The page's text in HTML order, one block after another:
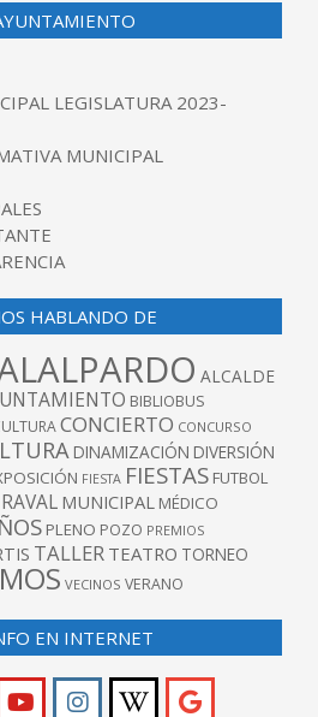
LEGISLATURA 2023-
MUNICIPAL
HABLANDO DE
ALCALDE
BIBLIOBUS
CONCIERTO CONCURSO
DINAMIZACIÓN DIVERSIÓN
FIESTA FIESTAS FUTBOL
MUNICIPAL MÉDICO
PLENO POZO PREMIOS
TALLER TEATRO TORNEO
VECINOS VERANO
EN INTERNET